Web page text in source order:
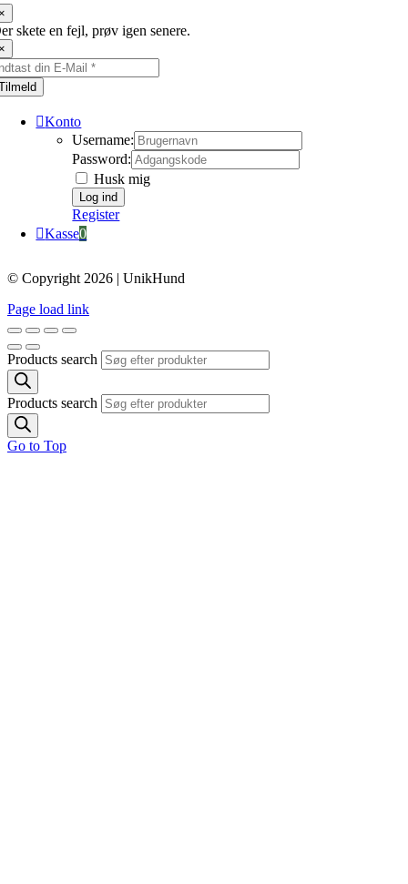
skete en fejl, prøv igen senere.
Konto
Username:
Password:
Husk mig
Register
Kasse0
© Copyright 2026 | UnikHund
Page load link
Products search
Products search
Go to Top